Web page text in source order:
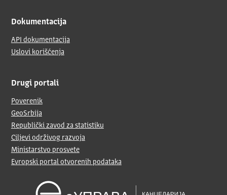
Dokumentacija
API dokumentacija
Uslovi korišćenja
Drugi portali
Poverenik
GeoSrbija
Republički zavod za statistiku
Ciljevi održivog razvoja
Ministarstvo prosvete
Evropski portal otvorenih podataka